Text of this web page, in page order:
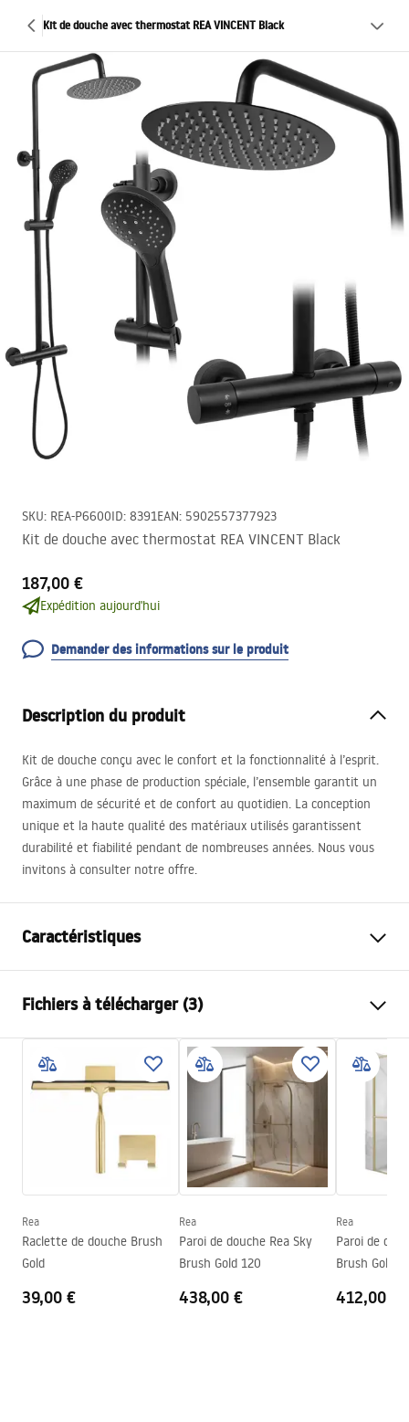
Kit de douche avec thermostat REA VINCENT Black
SKU: REA-P6600ID: 8391EAN: 5902557377923
Kit de douche avec thermostat REA VINCENT Black
187,00 €
Expédition aujourd'hui
Demander des informations sur le produit
Description du produit
Kit de douche conçu avec le confort et la fonctionnalité à l’esprit.
Grâce à une phase de production spéciale, l’ensemble garantit un
maximum de sécurité et de confort au quotidien. La conception
unique et la haute qualité des matériaux utilisés garantissent
durabilité et fiabilité pendant de nombreuses années. Nous vous
invitons à consulter notre offre.
Caractéristiques
Matériel
Type de robinet
Thermostatique
Méthode de montage
En surface
Réglage de la hauteur
mm
Hauteur max.
1235mm
Non
Réglage de pression
Système Anti-calcaire
Oui
Entraxe des raccords
150mm
Fichiers à télécharger (3)
Informations de sécurité
Safety_Information_Shower_set.pdf
Conditions de garantie
Warranty_Terms_and_Conditions_Faucets_-_5.pdf
Instructions de montage
Rea
Raclette de douche Brush
Gold
39,00 €
Rea
Paroi de douche Rea Sky
Brush Gold 120
438,00 €
Rea
Paroi de
Brush Gold
412,00 €